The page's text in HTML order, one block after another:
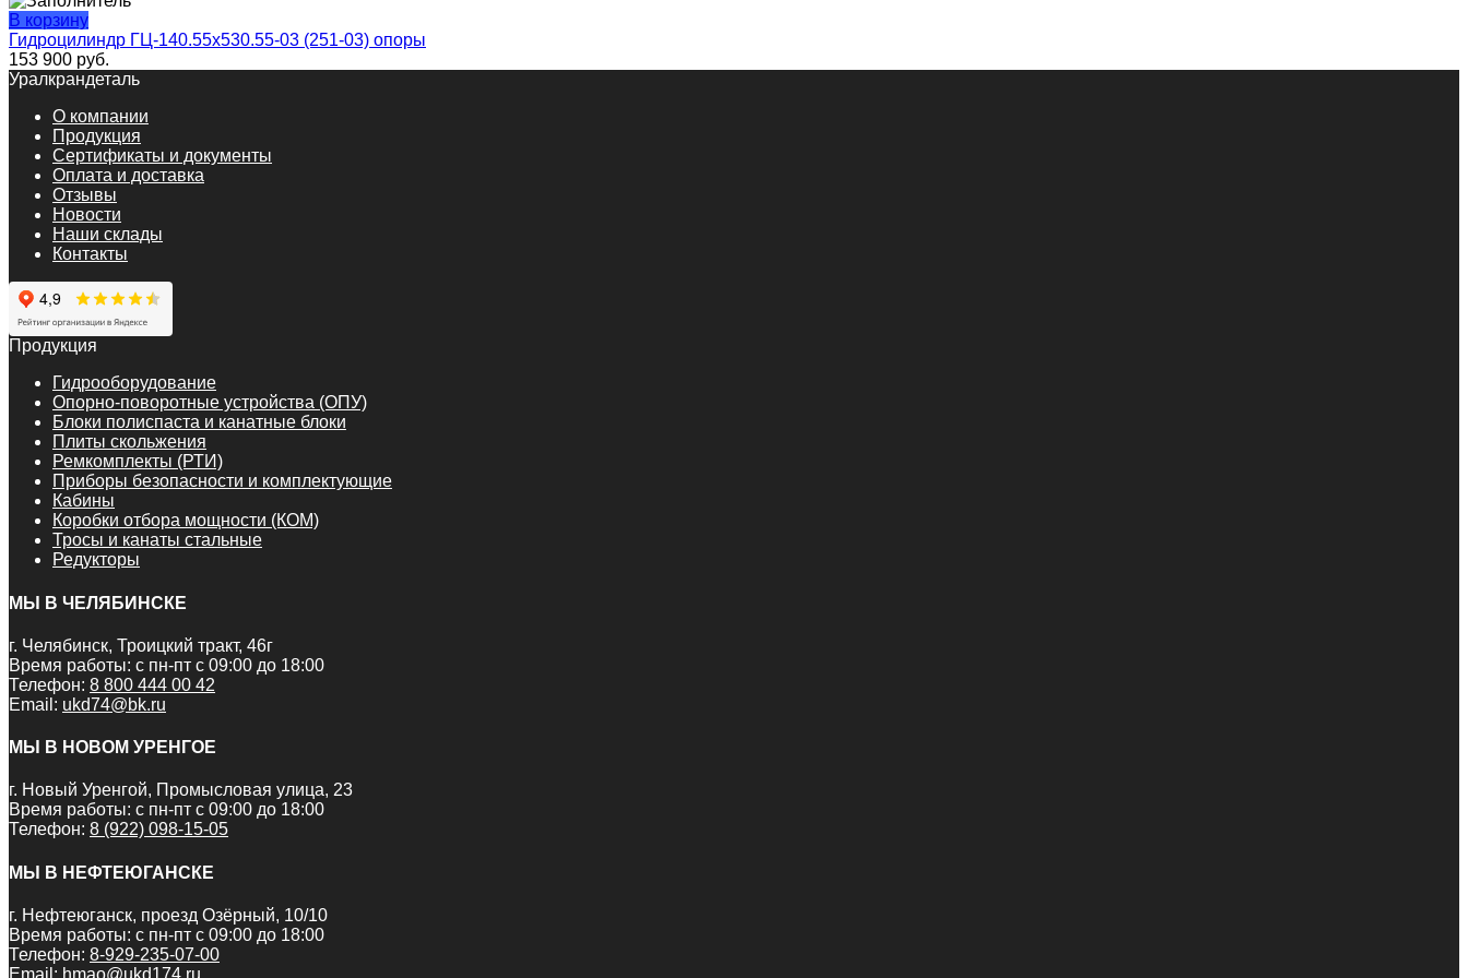
В корзину
Гидроцилиндр ГЦ-140.55х530.55-03 (251-03) опоры
153 900 руб.
Уралкрандеталь
О компании
Продукция
Сертификаты и документы
Оплата и доставка
Отзывы
Новости
Наши склады
Контакты
Продукция
Гидрооборудование
Опорно-поворотные устройства (ОПУ)
Блоки полиспаста и канатные блоки
Плиты скольжения
Ремкомплекты (РТИ)
Приборы безопасности и комплектующие
Кабины
Коробки отбора мощности (КОМ)
Тросы и канаты стальные
Редукторы
МЫ В ЧЕЛЯБИНСКЕ
г. Челябинск, Троицкий тракт, 46г
Время работы: с пн-пт с 09:00 до 18:00
Телефон: 8 800 444 00 42
Email: ukd74@bk.ru
МЫ В НОВОМ УРЕНГОЕ
г. Новый Уренгой, Промысловая улица, 23
Время работы: с пн-пт с 09:00 до 18:00
Телефон: 8 (922) 098-15-05
МЫ В НЕФТЕЮГАНСКЕ
г. Нефтеюганск, проезд Озёрный, 10/10
Время работы: с пн-пт с 09:00 до 18:00
Телефон: 8-929-235-07-00
Email: hmao@ukd174.ru